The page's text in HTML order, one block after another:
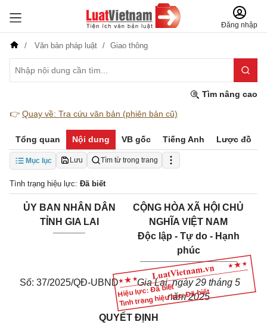
Đăng nhập
Văn bản pháp luật Giao thông
Tìm nâng cao
👉 Quay về: Tra cứu văn bản (phiên bản cũ)
Tổng quan Nội dung VB gốc Tiếng Anh Lược đồ
Mục lục Lưu Tìm từ trong trang
Tình trạng hiệu lực: Đã biết
Hiệu lực: Đã biết
Tình trạng hiệu lực: Đã biết
ỦY BAN NHÂN DÂN
TỈNH GIA LAI
CỘNG HÒA XÃ HỘI CHỦ
NGHĨA VIỆT NAM
Độc lập - Tự do - Hạnh
phúc
__________________
Số: 37/2025/QĐ-UBND
Gia Lai, ngày 29 tháng 5
năm 2025
QUYẾT ĐỊNH